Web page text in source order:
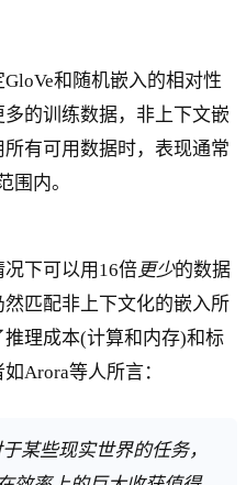
和随机嵌入的相对性
的训练数据，非上下文嵌
有可用数据时，表现通常
围内。
下可以用16倍更少的数据
匹配非上下文化的嵌入所
理成本(计算和内存)和标
Arora等人所言：
某些现实世界的任务，